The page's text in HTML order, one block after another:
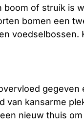
of struik is
bomen een
voedselbossen.
gegeven
van kansarme
nieuw thuis